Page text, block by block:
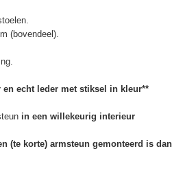
(bovendeel).
echt leder met stiksel in kleur**
in een willekeurig interieur
(te korte) armsteun gemonteerd is